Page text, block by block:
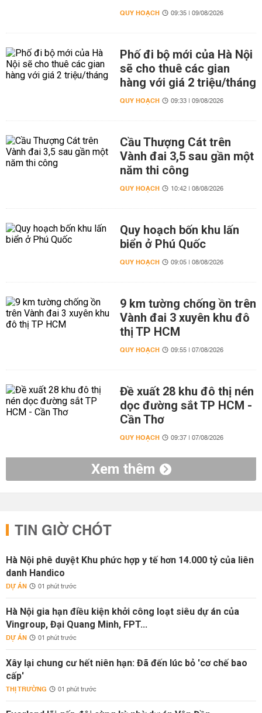
QUY HOẠCH 09:35 | 09/08/2026
Phố đi bộ mới của Hà Nội
sẽ cho thuê các gian
hàng với giá 2 triệu/tháng
QUY HOẠCH 09:33 | 09/08/2026
Cầu Thượng Cát trên
Vành đai 3,5 sau gần một
năm thi công
QUY HOẠCH 10:42 | 08/08/2026
Quy hoạch bốn khu lấn
biển ở Phú Quốc
QUY HOẠCH 09:05 | 08/08/2026
9 km tường chống ồn trên
Vành đai 3 xuyên khu đô
thị TP HCM
QUY HOẠCH 09:55 | 07/08/2026
Đề xuất 28 khu đô thị nén
dọc đường sắt TP HCM -
Cần Thơ
QUY HOẠCH 09:37 | 07/08/2026
Xem thêm
TIN GIỜ CHÓT
Hà Nội phê duyệt Khu phức hợp y tế hơn 14.000 tỷ của liên
danh Handico
DỰ ÁN 01 phút trước
Hà Nội gia hạn điều kiện khởi công loạt siêu dự án của
Vingroup, Đại Quang Minh, FPT...
DỰ ÁN 01 phút trước
Xây lại chung cư hết niên hạn: Đã đến lúc bỏ 'cơ chế bao
cấp'
THỊ TRƯỜNG 01 phút trước